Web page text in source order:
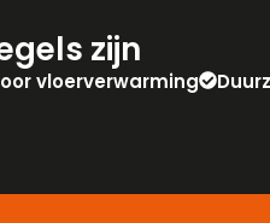
zijn
vloerverwarming